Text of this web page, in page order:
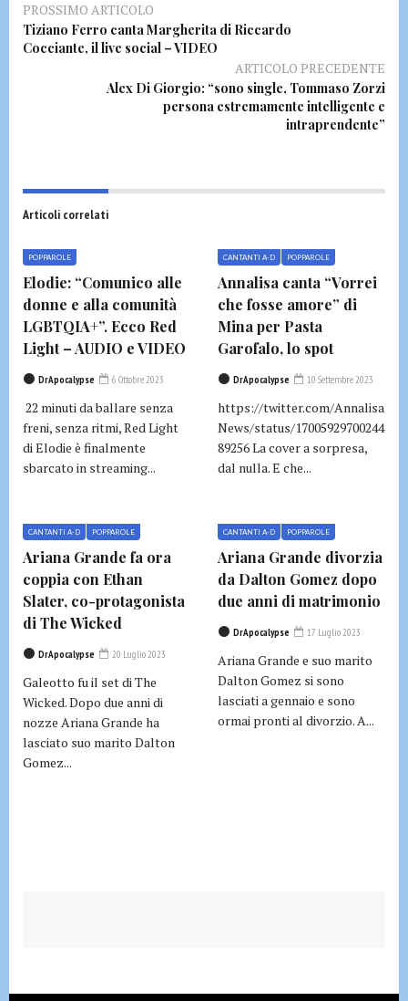
PROSSIMO ARTICOLO
Tiziano Ferro canta Margherita di Riccardo
Cocciante, il live social – VIDEO
ARTICOLO PRECEDENTE
Alex Di Giorgio: “sono single, Tommaso Zorzi
persona estremamente intelligente e
intraprendente”
Articoli correlati
POPPAROLE
Elodie: “Comunico alle
donne e alla comunità
LGBTQIA+”. Ecco Red
Light – AUDIO e VIDEO
DrApocalypse 6 Ottobre 2023
22 minuti da ballare senza
freni, senza ritmi, Red Light
di Elodie è finalmente
sbarcato in streaming...
CANTANTI A-D POPPAROLE
Annalisa canta “Vorrei
che fosse amore” di
Mina per Pasta
Garofalo, lo spot
DrApocalypse 10 Settembre 2023
https://twitter.com/Annalisa
News/status/17005929700244
89256 La cover a sorpresa,
dal nulla. E che...
CANTANTI A-D POPPAROLE
Ariana Grande fa ora
coppia con Ethan
Slater, co-protagonista
di The Wicked
DrApocalypse 20 Luglio 2023
Galeotto fu il set di The
Wicked. Dopo due anni di
nozze Ariana Grande ha
lasciato suo marito Dalton
Gomez...
CANTANTI A-D POPPAROLE
Ariana Grande divorzia
da Dalton Gomez dopo
due anni di matrimonio
DrApocalypse 17 Luglio 2023
Ariana Grande e suo marito
Dalton Gomez si sono
lasciati a gennaio e sono
ormai pronti al divorzio. A...